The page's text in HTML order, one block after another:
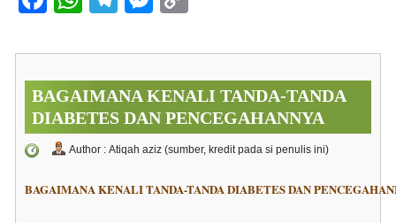
c
e
b
o
k
at
s
A
p
e
gr
a
m
ss
e
n
g
p
y
Li
n
BAGAIMANA KENALI TANDA-TANDA
DIABETES DAN PENCEGAHANNYA
Author : Atiqah aziz (sumber, kredit pada si penulis ini)
BAGAIMANA KENALI TANDA-TANDA DIABETES DAN